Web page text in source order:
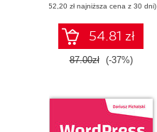
cyfrowa procesów
biznesowych.
Wydanie II
(52,20 zł najniższa cena z 30 dni)
54.81 zł
87.00zł (-37%)